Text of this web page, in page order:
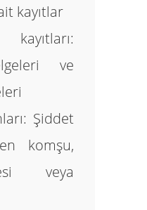
kayıtlar
ve
Şiddet
komşu,
veya